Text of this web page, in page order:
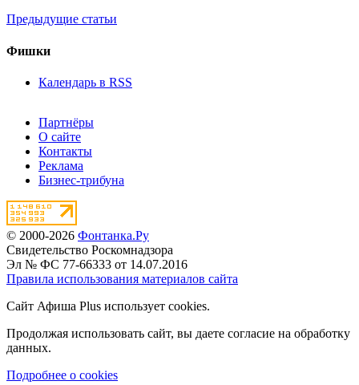
Предыдущие статьи
Фишки
Календарь в RSS
Партнёры
О сайте
Контакты
Реклама
Бизнес-трибуна
© 2000-2026 Фонтанка.Ру
Свидетельство Роскомнадзора
Эл № ФС 77-66333 от 14.07.2016
Правила использования материалов сайта
Сайт Афиша Plus использует cookies.
Продолжая использовать сайт, вы даете согласие на обработку
данных.
Подробнее о cookies